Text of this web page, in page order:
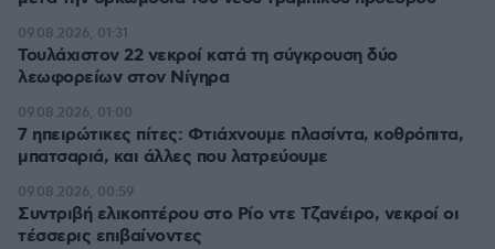
Τουλάχιστον 22 νεκροί κατά τη σύγκρουση δύο
λεωφορείων στον Νίγηρα
09.08.2026, 01:31
7 ηπειρώτικες πίτες: Φτιάχνουμε πλασίντα, κοθρόπιτα,
μπατσαριά, και άλλες που λατρεύουμε
09.08.2026, 01:00
Συντριβή ελικοπτέρου στο Ρίο ντε Τζανέιρο, νεκροί οι
τέσσερις επιβαίνοντες
09.08.2026, 00:59